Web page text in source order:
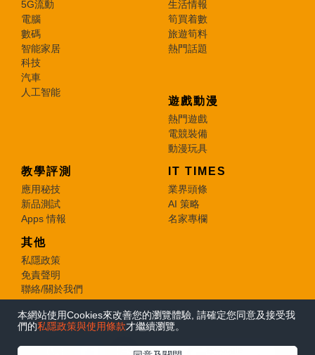
5G流動
電腦
數碼
智能家居
科技
汽車
人工智能
生活情報
筍買着數
旅遊筍料
熱門話題
遊戲動漫
熱門遊戲
電競裝備
動漫玩具
教學評測
應用秘技
新品測試
Apps 情報
IT TIMES
業界頭條
AI 策略
名家專欄
其他
私隱政策
免責聲明
聯絡/關於我們
© 2026 e-zone. All Rights Reserved.
本網站使用Cookies來改善您的瀏覽體驗, 請確定您同意及接受我
們的私隱政策與使用條款才繼續瀏覽。